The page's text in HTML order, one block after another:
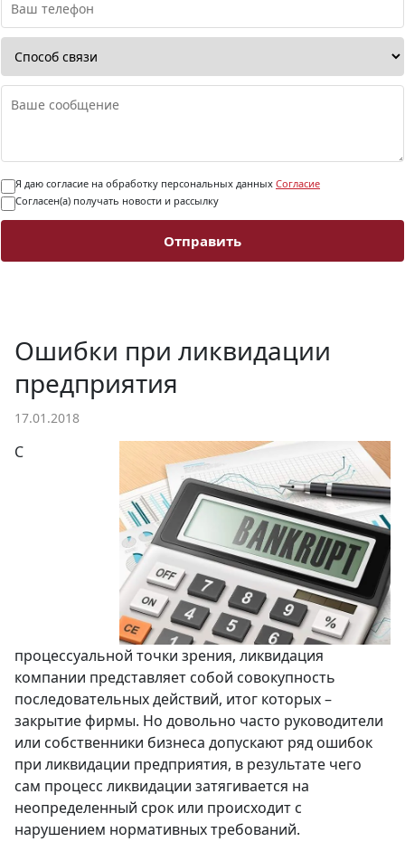
Я даю согласие на обработку персональных данных Согласие
Согласен(а) получать новости и рассылку
Отправить
Ошибки при ликвидации
предприятия
17.01.2018
С
процессуальной точки зрения, ликвидация
компании представляет собой совокупность
последовательных действий, итог которых –
закрытие фирмы. Но довольно часто руководители
или собственники бизнеса допускают ряд ошибок
при ликвидации предприятия, в результате чего
сам процесс ликвидации затягивается на
неопределенный срок или происходит с
нарушением нормативных требований.